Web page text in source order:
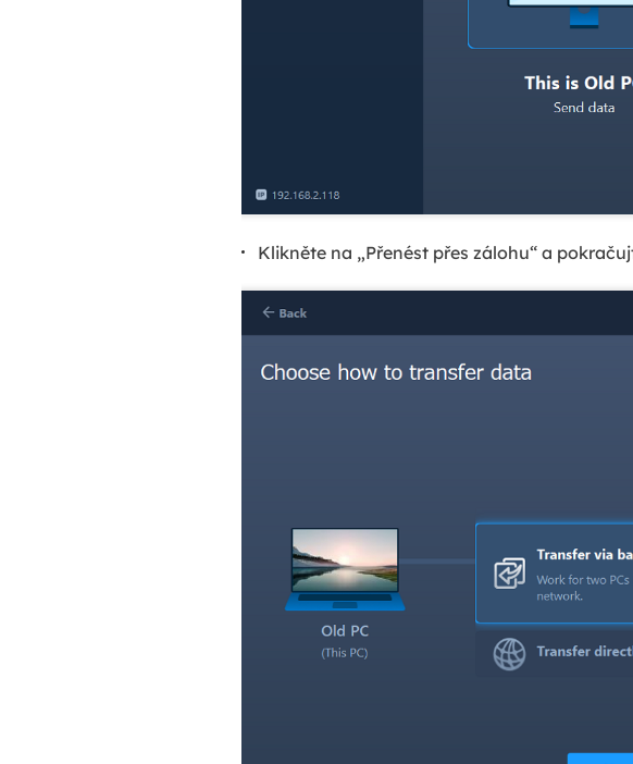
Klikněte na „Přenést přes zálohu“ a